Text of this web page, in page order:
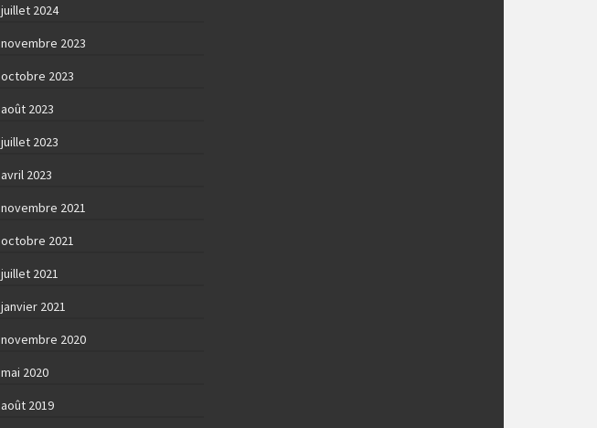
juillet 2024
novembre 2023
octobre 2023
août 2023
juillet 2023
avril 2023
novembre 2021
octobre 2021
juillet 2021
janvier 2021
novembre 2020
mai 2020
août 2019